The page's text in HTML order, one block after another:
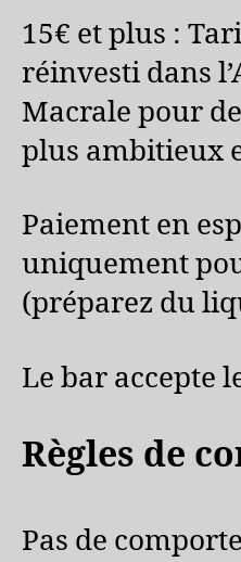
15€ et plus :
réinvesti dans
Macrale pour
plus ambitieux
Paiement en
uniquement
(préparez du
Le bar accepte
Règles de
Pas de